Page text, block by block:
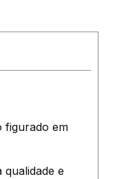
figurado em
e